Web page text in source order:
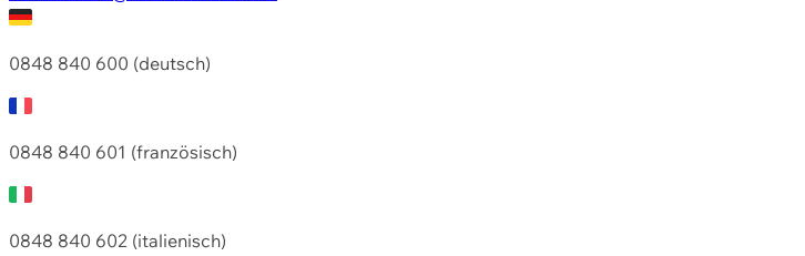
0848 840 600 (deutsch)
0848 840 601 (französisch)
0848 840 602 (italienisch)